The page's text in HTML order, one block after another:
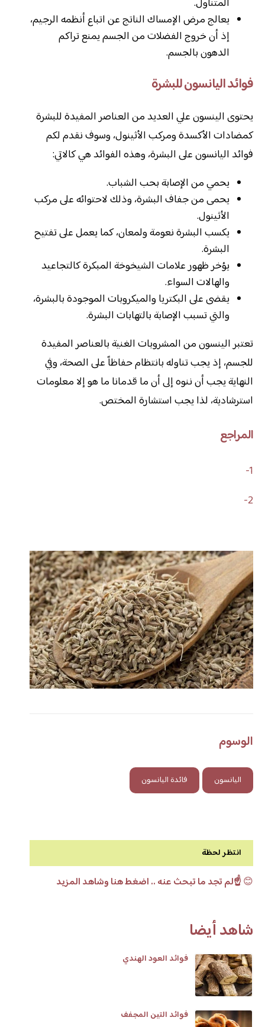
يعالج مرض الإمساك الناتج عن اتباع أنظمه الرجيم،
إذ أن خروج الفضلات من الجسم يمنع تراكم
الدهون بالجسم.
فوائد اليانسون للبشرة
يحتوى الينسون علي العديد من العناصر المفيدة للبشرة
كمضادات الأكسدة ومركب الأثينول، وسوف نقدم لكم
فوائد اليانسون على البشرة، وهذه الفوائد هي كالاتي:
يحمي من الإصابة بحب الشباب.
يحمى من جفاف البشرة، وذلك لاحتوائه على مركب
الأثينول.
يكسب البشرة نعومة ولمعان، كما يعمل على تفتيح
البشرة.
يؤخر ظهور علامات الشيخوخة المبكرة كالتجاعيد
والهالات السواء.
يقضى على البكتريا والميكروبات الموجودة بالبشرة،
والتي تسبب الإصابة بالتهابات البشرة.
تعتبر الينسون من المشروبات الغنية بالعناصر المفيدة
للجسم، إذ يجب تناوله بانتظام حفاظاً على الصحة، وفي
النهاية يجب أن ننوه إلى أن ما قدمانا ما هو إلا معلومات
استرشادية، لذا يجب استشارة المختص.
المراجع
1-
2-
الوسوم
اليانسون فائدة اليانسون
انتظر لحظة
😊☝️لم تجد ما تبحث عنه .. اضغط هنا وشاهد المزيد
شاهد أيضا
فوائد العود الهندي
فوائد التين المجفف